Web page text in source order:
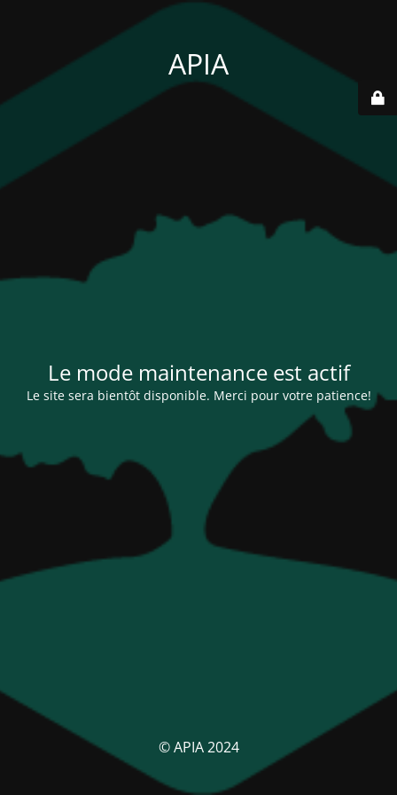
APIA
Le mode maintenance est actif
Le site sera bientôt disponible. Merci pour votre patience!
© APIA 2024